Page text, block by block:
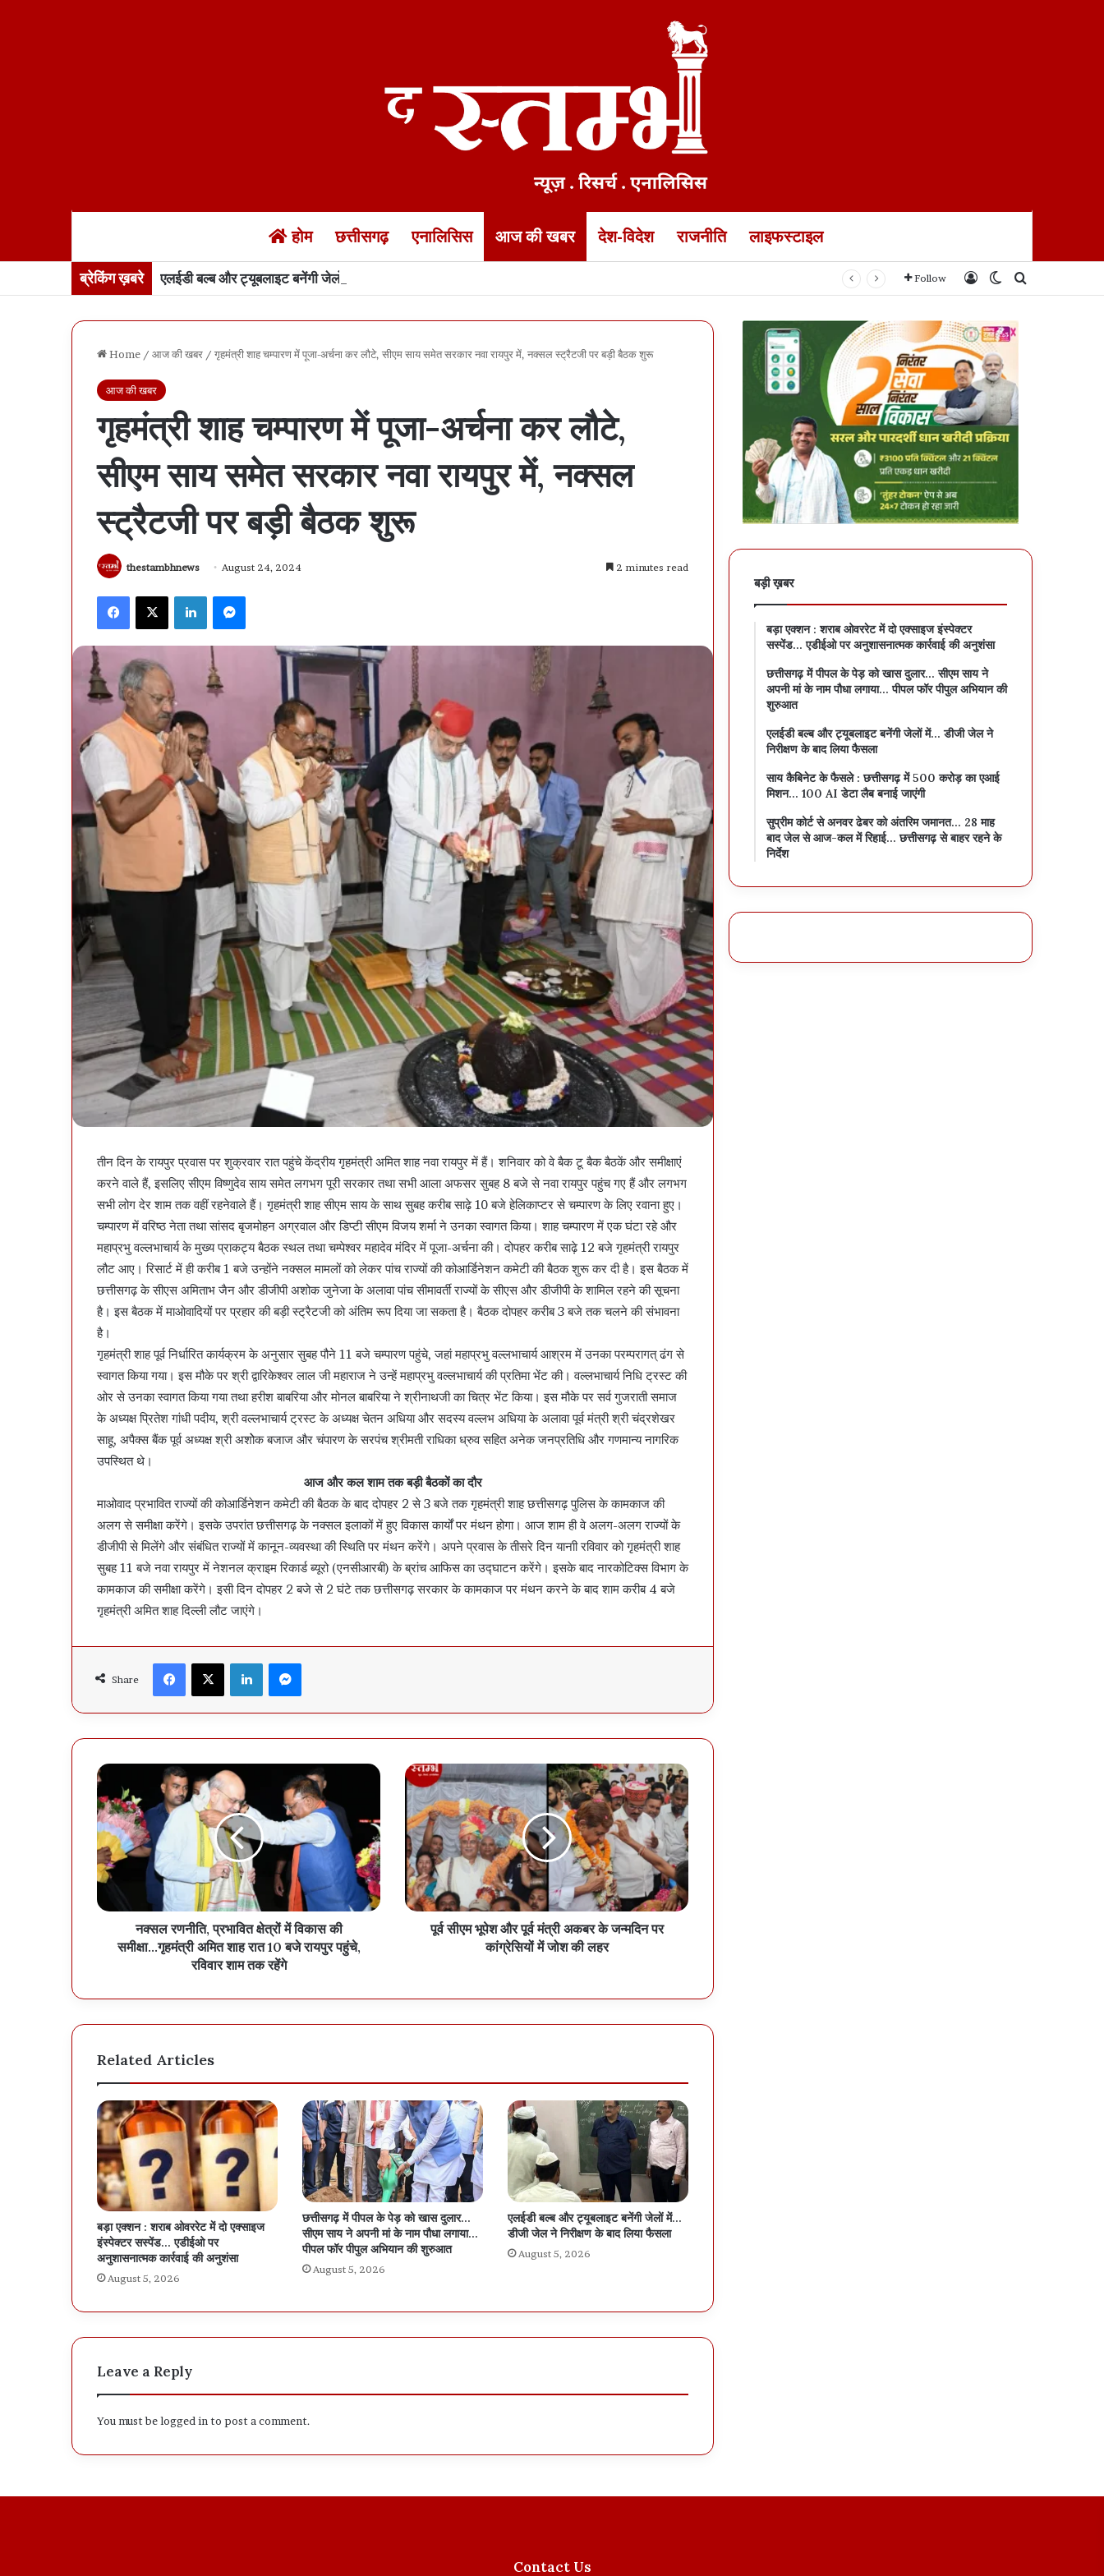
होम छत्तीसगढ़ एनालिसिस आज की खबर देश-विदेश राजनीति लाइफस्टाइल
ब्रेकिंग ख़बरे एलईडी बल्ब और ट्यूबलाइट बनेंगी जेलों में… डीजी जेल ने निरीक्षण के बाद लिया फैसला Follow Log InSwitch skin
Home / आज की खबर / गृहमंत्री शाह चम्पारण में पूजा-अर्चना कर लौटे, सीएम साय समेत सरकार नवा रायपुर में, नक्सल स्ट्रैटजी पर बड़ी बैठक शुरू
आज की खबर
गृहमंत्री शाह चम्पारण में पूजा-अर्चना कर लौटे,
सीएम साय समेत सरकार नवा रायपुर में, नक्सल
स्ट्रैटजी पर बड़ी बैठक शुरू
thestambhnews August 24, 2024 2 minutes read
Facebook X LinkedIn
तीन दिन के रायपुर प्रवास पर शुक्रवार रात पहुंचे केंद्रीय गृहमंत्री अमित शाह नवा रायपुर में हैं। शनिवार को वे बैक टू बैक बैठकें और समीक्षाएं
करने वाले हैं, इसलिए सीएम विष्णुदेव साय समेत लगभग पूरी सरकार तथा सभी आला अफसर सुबह 8 बजे से नवा रायपुर पहुंच गए हैं और लगभग
सभी लोग देर शाम तक वहीं रहनेवाले हैं। गृहमंत्री शाह सीएम साय के साथ सुबह करीब साढ़े 10 बजे हेलिकाप्टर से चम्पारण के लिए रवाना हुए।
चम्पारण में वरिष्ठ नेता तथा सांसद बृजमोहन अग्रवाल और डिप्टी सीएम विजय शर्मा ने उनका स्वागत किया। शाह चम्पारण में एक घंटा रहे और
महाप्रभु वल्लभाचार्य के मुख्य प्राकट्य बैठक स्थल तथा चम्पेश्वर महादेव मंदिर में पूजा-अर्चना की। दोपहर करीब साढ़े 12 बजे गृहमंत्री रायपुर
लौट आए। रिसार्ट में ही करीब 1 बजे उन्होंने नक्सल मामलों को लेकर पांच राज्यों की कोआर्डिनेशन कमेटी की बैठक शुरू कर दी है। इस बैठक में
छत्तीसगढ़ के सीएस अमिताभ जैन और डीजीपी अशोक जुनेजा के अलावा पांच सीमावर्ती राज्यों के सीएस और डीजीपी के शामिल रहने की सूचना
है। इस बैठक में माओवादियों पर प्रहार की बड़ी स्ट्रैटजी को अंतिम रूप दिया जा सकता है। बैठक दोपहर करीब 3 बजे तक चलने की संभावना
है।
गृहमंत्री शाह पूर्व निर्धारित कार्यक्रम के अनुसार सुबह पौने 11 बजे चम्पारण पहुंचे, जहां महाप्रभु वल्लभाचार्य आश्रम में उनका परम्परागत् ढंग से
स्वागत किया गया। इस मौके पर श्री द्वारिकेश्वर लाल जी महाराज ने उन्हें महाप्रभु वल्लभाचार्य की प्रतिमा भेंट की। वल्लभाचार्य निधि ट्रस्ट की
ओर से उनका स्वागत किया गया तथा हरीश बाबरिया और मोनल बाबरिया ने श्रीनाथजी का चित्र भेंट किया। इस मौके पर सर्व गुजराती समाज
के अध्यक्ष प्रितेश गांधी पदीय, श्री वल्लभाचार्य ट्रस्ट के अध्यक्ष चेतन अधिया और सदस्य वल्लभ अधिया के अलावा पूर्व मंत्री श्री चंद्रशेखर
साहू, अपैक्स बैंक पूर्व अध्यक्ष श्री अशोेक बजाज और चंपारण के सरपंच श्रीमती राधिका ध्रुव सहित अनेक जनप्रतिधि और गणमान्य नागरिक
उपस्थित थे।
आज और कल शाम तक बड़ी बैठकों का दौर
माओवाद प्रभावित राज्यों की कोआर्डिनेशन कमेटी की बैठक के बाद दोपहर 2 से 3 बजे तक गृहमंत्री शाह छत्तीसगढ़ पुलिस के कामकाज की
अलग से समीक्षा करेंगे। इसके उपरांत छत्तीसगढ़ के नक्सल इलाकों में हुए विकास कार्यों पर मंथन होगा। आज शाम ही वे अलग-अलग राज्यों के
डीजीपी से मिलेंगे और संबंधित राज्यों में कानून-व्यवस्था की स्थिति पर मंथन करेंगे। अपने प्रवास के तीसरे दिन यानाी रविवार को गृहमंत्री शाह
सुबह 11 बजे नवा रायपुर में नेशनल क्राइम रिकार्ड ब्यूरो (एनसीआरबी) के ब्रांच आफिस का उद्घाटन करेंगे। इसके बाद नारकोटिक्स विभाग के
कामकाज की समीक्षा करेंगे। इसी दिन दोपहर 2 बजे से 2 घंटे तक छत्तीसगढ़ सरकार के कामकाज पर मंथन करने के बाद शाम करीब 4 बजे
गृहमंत्री अमित शाह दिल्ली लौट जाएंगे।
Share
Facebook X LinkedIn
नक्सल रणनीति, प्रभावित क्षेत्रों में विकास की
समीक्षा...गृहमंत्री अमित शाह रात 10 बजे रायपुर पहुंचे,
रविवार शाम तक रहेंगे
पूर्व सीएम भूपेश और पूर्व मंत्री अकबर के जन्मदिन पर
कांग्रेसियों में जोश की लहर
Related Articles
बड़ा एक्शन : शराब ओवररेट में दो एक्साइज
इंस्पेक्टर सस्पेंड… एडीईओ पर
अनुशासनात्मक कार्रवाई की अनुशंसा
August 5, 2026
छत्तीसगढ़ में पीपल के पेड़ को खास दुलार…
सीएम साय ने अपनी मां के नाम पौधा लगाया…
पीपल फॉर पीपुल अभियान की शुरुआत
August 5, 2026
एलईडी बल्ब और ट्यूबलाइट बनेंगी जेलों में…
डीजी जेल ने निरीक्षण के बाद लिया फैसला
August 5, 2026
Leave a Reply
You must belogged in to post a comment.
बड़ी ख़बर
बड़ा एक्शन : शराब ओवररेट में दो एक्साइज इंस्पेक्टर
सस्पेंड… एडीईओ पर अनुशासनात्मक कार्रवाई की अनुशंसा
छत्तीसगढ़ में पीपल के पेड़ को खास दुलार… सीएम साय ने
अपनी मां के नाम पौधा लगाया… पीपल फॉर पीपुल अभियान की
शुरुआत
एलईडी बल्ब और ट्यूबलाइट बनेंगी जेलों में… डीजी जेल ने
निरीक्षण के बाद लिया फैसला
साय कैबिनेट के फैसले : छत्तीसगढ़ में 500 करोड़ का एआई
मिशन… 100 AI डेटा लैब बनाई जाएंगी
सुप्रीम कोर्ट से अनवर ढेबर को अंतरिम जमानत… 28 माह
बाद जेल से आज-कल में रिहाई… छत्तीसगढ़ से बाहर रहने के
निर्देश
Contact Us